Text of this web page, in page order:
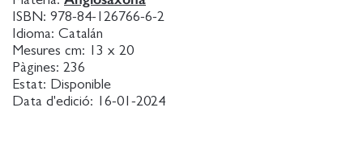
Profunda i profana a parts iguals, Nou animal ens
parla de trencar-se, de buscar el nostre lloc quan
perdem el nord.
Les aventures de l'Amèlia en la comunitat BDSM ens
descobreixen un món gens convencional però
alhora un retrat del nostre segle: sexe disponible
ISBN: 978-84-126766-6-2
Idioma: Catalán
Mesures cm:
13 x 20
Pàgines: 236
Estat: Disponible
Data d'edició:
16-01-2024